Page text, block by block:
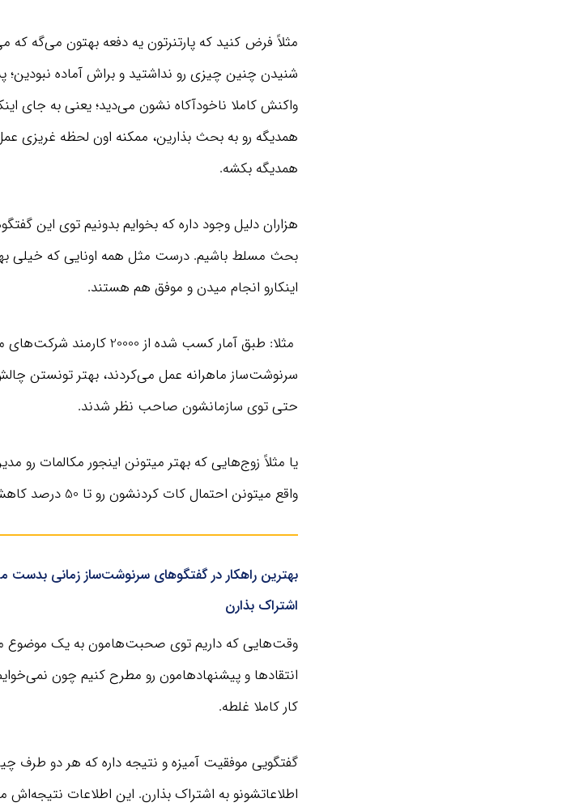
مثلاً فرض کنید که پارتنرتون یه دفعه بهتون می‌گه که
شنیدن چنین چیزی رو نداشتید و براش آماده
واکنش کاملا ناخودآکاه نشون می‌دید؛ یعنی به جای
همدیگه رو به بحث بذارین، ممکنه اون لحظه غریزی
همدیگه بکشه.
هزاران دلیل وجود داره که بخوایم بدونیم توی این
بحث مسلط باشیم. درست مثل همه اونایی که خیلی
اینکارو انجام میدن و موفق هم هستند.
مثلا: طبق آمار کسب شده از
سرنوشت‌ساز ماهرانه عمل می‌کردند، بهتر تونستن
حتی توی سازمانشون صاحب نظر شدند.
یا مثلاً زوج‌هایی که بهتر میتونن اینجور مکالمات رو
واقع میتونن احتمال کات کردنشون رو تا 50 درصد کاهش بدن.
بهترین راهکار در گفتگوهای سرنوشت‌ساز زمانی بدست
اشتراک بذارن
وقت‌هایی که داریم توی صحبت‌هامون به یک موضوع
انتقادها و پیشنهادهامون رو مطرح کنیم چون
کار کاملا غلطه.
گفتگویی موفقیت آمیزه و نتیجه داره که هر دو طرف
اطلاعاتشونو به اشتراک بذارن. این اطلاعات
کافیه 20 دقیقه از وقت
مطمئن باش
دریافت